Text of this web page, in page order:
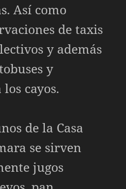
Así como
de taxis
y además
y
cayos.
de la Casa
se sirven
jugos